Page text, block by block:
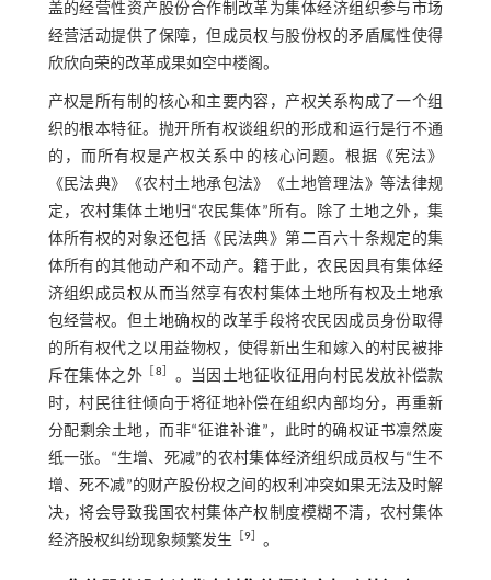
盖的经营性资产股份合作制改革为集体经济组织参与市场
经营活动提供了保障，但成员权与股份权的矛盾属性使得
欣欣向荣的改革成果如空中楼阁。
产权是所有制的核心和主要内容，产权关系构成了一个组
织的根本特征。抛开所有权谈组织的形成和运行是行不通
的，而所有权是产权关系中的核心问题。根据《宪法》
《民法典》《农村土地承包法》《土地管理法》等法律规
定，农村集体土地归“农民集体”所有。除了土地之外，集
体所有权的对象还包括《民法典》第二百六十条规定的集
体所有的其他动产和不动产。籍于此，农民因具有集体经
济组织成员权从而当然享有农村集体土地所有权及土地承
包经营权。但土地确权的改革手段将农民因成员身份取得
的所有权代之以用益物权，使得新出生和嫁入的村民被排
斥在集体之外
8
。当因土地征收征用向村民发放补偿款
时，村民往往倾向于将征地补偿在组织内部均分，再重新
分配剩余土地，而非“征谁补谁”，此时的确权证书凛然废
纸一张。“生增、死减”的农村集体经济组织成员权与“生不
增、死不减”的财产股份权之间的权利冲突如果无法及时解
决，将会导致我国农村集体产权制度模糊不清，农村集体
经济股权纠纷现象频繁发生
9］ 。